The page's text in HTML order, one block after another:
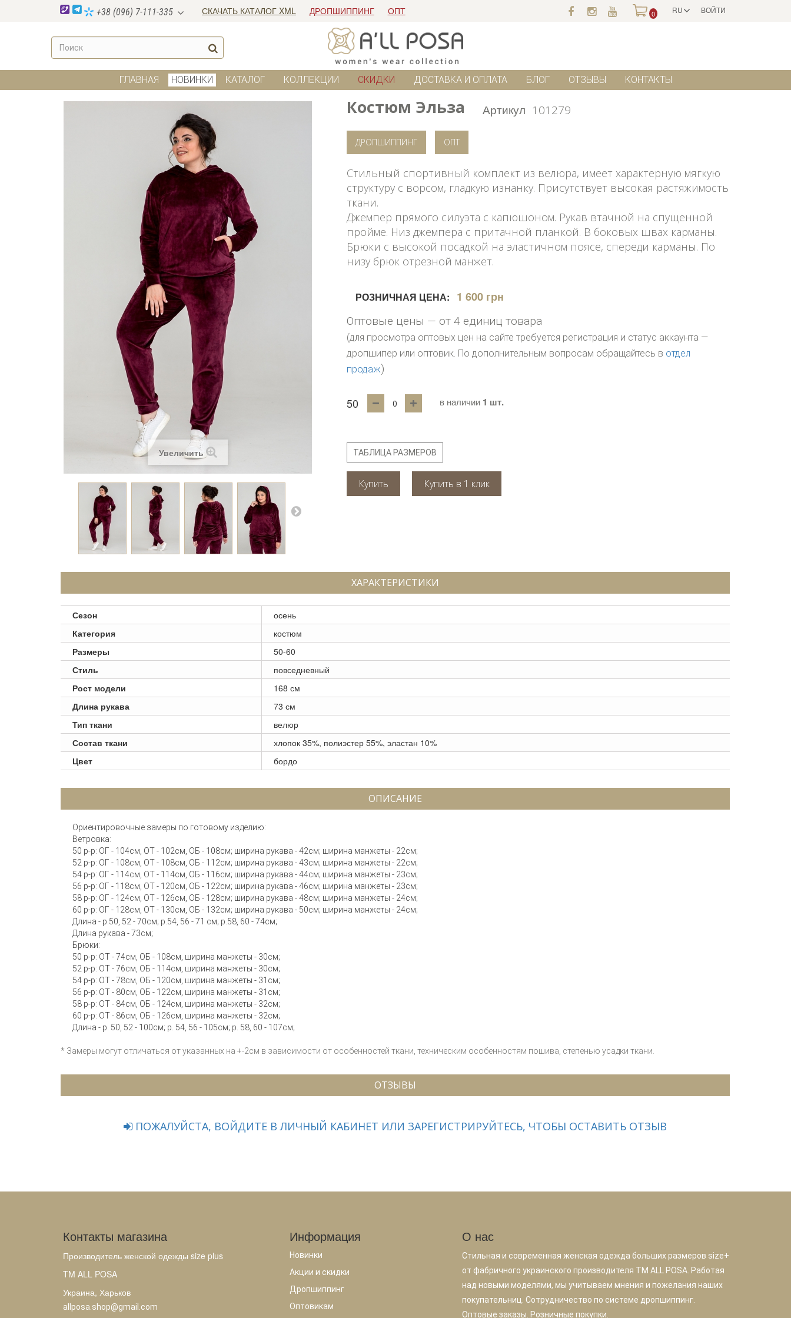
ВОЙТИ
RU
+38 (096) 7-111-335 СКАЧАТЬ КАТАЛОГ XML ДРОПШИППИНГ ОПТ 0
ГЛАВНАЯ НОВИНКИ КАТАЛОГ КОЛЛЕКЦИИ СКИДКИ ДОСТАВКА И ОПЛАТА БЛОГ ОТЗЫВЫ КОНТАКТЫ
Увеличить
Костюм Эльза Артикул 101279
ДРОПШИППИНГ ОПТ
Стильный спортивный комплект из велюра, имеет характерную мягкую
структуру с ворсом, гладкую изнанку. Присутствует высокая растяжимость
ткани.
Джемпер прямого силуэта с капюшоном. Рукав втачной на спущенной
пройме. Низ джемпера с притачной планкой. В боковых швах карманы.
Брюки с высокой посадкой на эластичном поясе, спереди карманы. По
низу брюк отрезной манжет.
РОЗНИЧНАЯ ЦЕНА: 1 600 грн
Оптовые цены — от 4 единиц товара
(для просмотра оптовых цен на сайте требуется регистрация и статус аккаунта —
дропшипер или оптовик. По дополнительным вопросам обращайтесь в отдел
продаж)
50 в наличии 1 шт.
ТАБЛИЦА РАЗМЕРОВ
Купить
ХАРАКТЕРИСТИКИ
Сезон
осень
Категория
костюм
Размеры
50-60
Стиль
повседневный
Рост модели
168 см
Длина рукава
73 см
Тип ткани
велюр
Состав ткани
хлопок 35%, полиэстер 55%, эластан 10%
Цвет
бордо
ОПИСАНИЕ
Ориентировочные замеры по готовому изделию:
Ветровка:
50 р-р: ОГ - 104см, ОТ - 102см, ОБ - 108см; ширина рукава - 42см; ширина манжеты - 22см;
52 р-р: ОГ - 108см, ОТ - 108см, ОБ - 112см; ширина рукава - 43см; ширина манжеты - 22см;
54 р-р: ОГ - 114см, ОТ - 114см, ОБ - 116см; ширина рукава - 44см; ширина манжеты - 23см;
56 р-р: ОГ - 118см, ОТ - 120см, ОБ - 122см; ширина рукава - 46см; ширина манжеты - 23см;
58 р-р: ОГ - 124см, ОТ - 126см, ОБ - 128см; ширина рукава - 48см; ширина манжеты - 24см;
60 р-р: ОГ - 128см, ОТ - 130см, ОБ - 132см; ширина рукава - 50см; ширина манжеты - 24см;
Длина - р.50, 52 - 70см; р.54, 56 - 71 см; р.58, 60 - 74см;
Длина рукава - 73см;
Брюки:
50 р-р: ОТ - 74см, ОБ - 108см, ширина манжеты - 30см;
52 р-р: ОТ - 76см, ОБ - 114см, ширина манжеты - 30см;
54 р-р: ОТ - 78см, ОБ - 120см, ширина манжеты - 31см;
56 р-р: ОТ - 80см, ОБ - 122см, ширина манжеты - 31см;
58 р-р: ОТ - 84см, ОБ - 124см, ширина манжеты - 32см;
60 р-р: ОТ - 86см, ОБ - 126см, ширина манжеты - 32см;
Длина - р. 50, 52 - 100см; р. 54, 56 - 105см; р. 58, 60 - 107см;
* Замеры могут отличаться от указанных на +-2см в зависимости от особенностей ткани, техническим особенностям пошива, степенью усадки ткани.
ОТЗЫВЫ
ПОЖАЛУЙСТА, ВОЙДИТЕ В ЛИЧНЫЙ КАБИНЕТ ИЛИ ЗАРЕГИСТРИРУЙТЕСЬ, ЧТОБЫ ОСТАВИТЬ ОТЗЫВ
Контакты магазина
Производитель женской одежды size plus
TM ALL POSA
Украина, Харьков
allposa.shop@gmail.com
Информация
Новинки
Акции и скидки
Дропшиппинг
Оптовикам
О нас
Стильная и современная женская одежда больших размеров size+
от фабричного украинского производителя TM ALL POSA. Работая
над новыми моделями, мы учитываем мнения и пожелания наших
покупательниц. Сотрудничество по системе дропшиппинг.
Оптовые заказы. Розничные покупки.